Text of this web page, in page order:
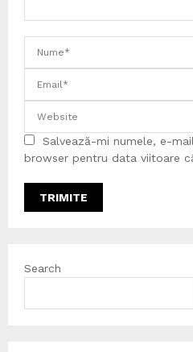
Salvează-mi numele, e-
browser pentru data viitoare
Search